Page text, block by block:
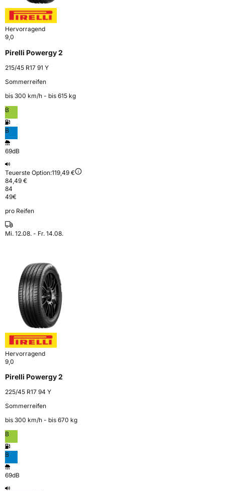
Hervorragend
9,0
Pirelli Powergy 2
215/45 R17 91 Y
Sommerreifen
bis 300 km⁠/⁠h - bis 615 kg
B
B
69dB
Teuerste Option:119,49 €
84,49 €
84
49€
pro Reifen
Mi. 12.08. - Fr. 14.08.
Hervorragend
9,0
Pirelli Powergy 2
225/45 R17 94 Y
Sommerreifen
bis 300 km⁠/⁠h - bis 670 kg
B
B
69dB